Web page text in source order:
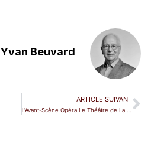
Yvan Beuvard
ARTICLE SUIVANT